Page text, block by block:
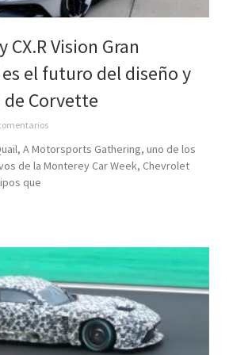
CX.R Vision Gran
el futuro del diseño y
Corvette
A Motorsports Gathering, uno de los
de la Monterey Car Week, Chevrolet
que